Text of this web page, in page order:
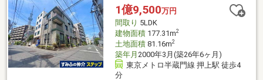
6分グルメシティ東向島駅前店 徒歩約8分くすりの福太郎東向島店
徒歩約7分八広公園 徒歩約2分さつき公園 徒歩約3分
1億9,500万円
間取り 5LDK
建物面積177.31m2
土地面積81.16m2
築年月 2000年3月(築26年6ヶ月)
東京メトロ半蔵門線 押上駅 徒歩4
分